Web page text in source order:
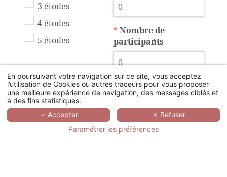
3 étoiles
4 étoiles
5 étoiles
*Nombre de
participants
Nb
chambres
simple
Nb
chambres
double
Nb chambres
twin
En poursuivant votre navigation sur ce site, vous acceptez
l’utilisation de Cookies ou autres traceurs pour vous proposer
une meilleure expérience de navigation, des messages ciblés et
à des fins statistiques.
✓ Accepter
✗ Refuser
Paramétrer les préférences